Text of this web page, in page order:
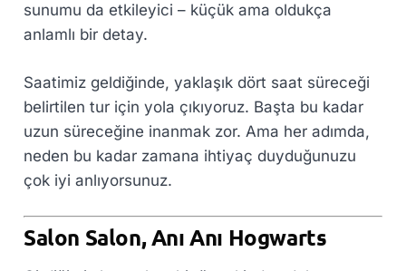
sunumu da etkileyici – küçük ama oldukça
anlamlı bir detay.
Saatimiz geldiğinde, yaklaşık dört saat süreceği
belirtilen tur için yola çıkıyoruz. Başta bu kadar
uzun süreceğine inanmak zor. Ama her adımda,
neden bu kadar zamana ihtiyaç duyduğunuzu
çok iyi anlıyorsunuz.
Salon Salon, Anı Anı Hogwarts